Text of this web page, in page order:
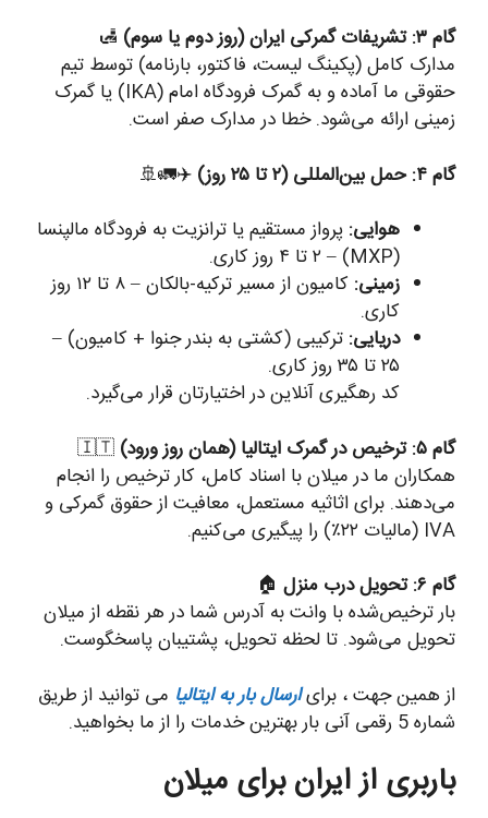
گام ۳: تشریفات گمرکی ایران (روز دوم یا سوم)
🛃
مدارک کامل (پکینگ لیست، فاکتور، بارنامه) توسط تیم
حقوقی ما آماده و به گمرک فرودگاه امام (IKA) یا گمرک
زمینی ارائه می‌شود. خطا در مدارک صفر است.
گام ۴: حمل بین‌المللی (۲ تا ۲۵ روز)
✈️🚛🚢
هوایی: پرواز مستقیم یا ترانزیت به فرودگاه مالپنسا
(MXP) – ۲ تا ۴ روز کاری.
زمینی:
کامیون از مسیر ترکیه-بالکان – ۸ تا ۱۲ روز
کاری.
دریایی: ترکیبی (کشتی به بندر جنوا + کامیون) –
۲۵ تا ۳۵ روز کاری.
کد رهگیری آنلاین در اختیارتان قرار می‌گیرد.
گام ۵: ترخیص در گمرک ایتالیا (همان روز ورود)
همکاران ما در میلان با اسناد کامل، کار ترخیص را انجام
می‌دهند. برای اثاثیه مستعمل، معافیت از حقوق گمرکی و
IVA (مالیات ۲۲٪) را پیگیری می‌کنیم.
گام ۶: تحویل درب منزل
🏠
بار ترخیص‌شده با وانت به آدرس شما در هر نقطه از میلان
تحویل می‌شود. تا لحظه تحویل، پشتیبان پاسخگوست.
از همین جهت ، برایارسال بار به ایتالیا می توانید از طریق
شماره 5 رقمی آنی بار بهترین خدمات را از ما بخواهید.
باربری از ایران برای میلان